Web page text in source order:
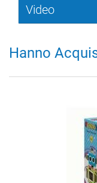
Video
Hanno